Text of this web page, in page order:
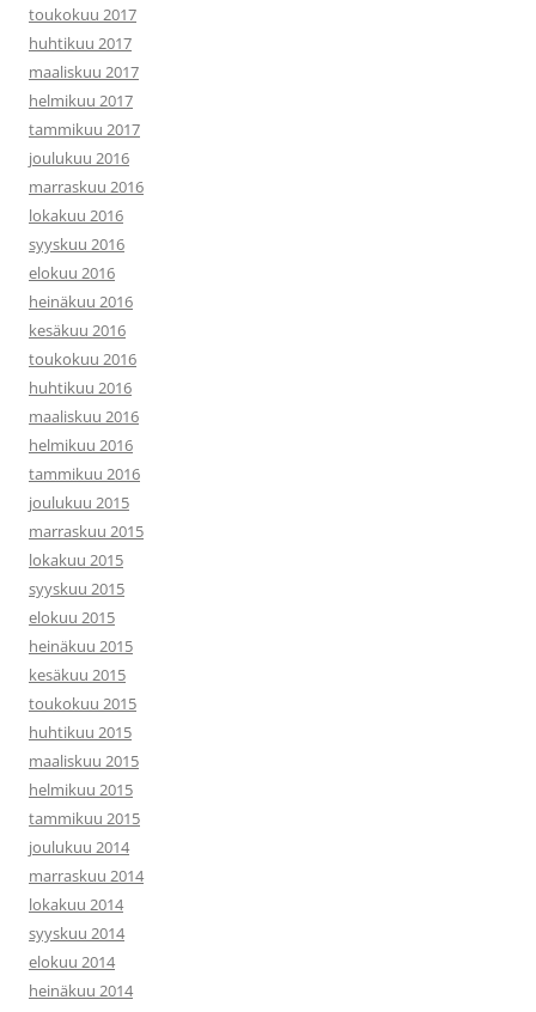
toukokuu 2017
huhtikuu 2017
maaliskuu 2017
helmikuu 2017
tammikuu 2017
joulukuu 2016
marraskuu 2016
lokakuu 2016
syyskuu 2016
elokuu 2016
heinäkuu 2016
kesäkuu 2016
toukokuu 2016
huhtikuu 2016
maaliskuu 2016
helmikuu 2016
tammikuu 2016
joulukuu 2015
marraskuu 2015
lokakuu 2015
syyskuu 2015
elokuu 2015
heinäkuu 2015
kesäkuu 2015
toukokuu 2015
huhtikuu 2015
maaliskuu 2015
helmikuu 2015
tammikuu 2015
joulukuu 2014
marraskuu 2014
lokakuu 2014
syyskuu 2014
elokuu 2014
heinäkuu 2014